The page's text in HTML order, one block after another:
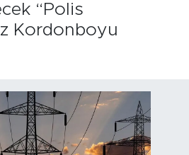
“Polis
Kordonboyu